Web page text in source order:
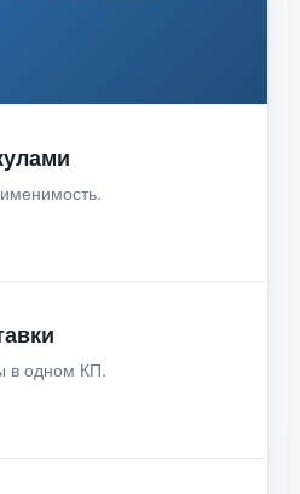
в одном КП.